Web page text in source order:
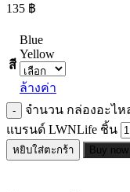
135 ฿
สี
Blue
Yellow
ล้างค่า
จำนวน กล่องอะไห
แบรนด์ LWNLife ชิ้น
หยิบใส่ตะกร้า Buy now